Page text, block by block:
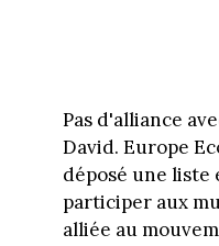
Pas d'alliance
David. Europe
déposé une
participer aux
alliée au